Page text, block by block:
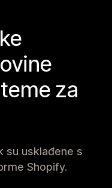
za
su usklađene s
Shopify.